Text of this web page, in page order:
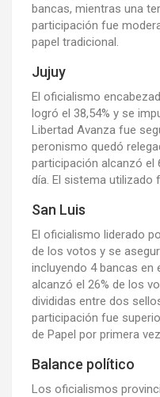
bancas, mientras una
participación fue
papel tradicional.
Jujuy
El oficialismo
logró el 38,54% y se
Libertad Avanza fue
peronismo quedó
participación alcanzó el
día. El sistema utilizado
San Luis
El oficialismo liderado
de los votos y se
incluyendo 4 bancas en
alcanzó el 26% de los
divididas entre dos
participación fue
de Papel por primera
Balance político
Los oficialismos